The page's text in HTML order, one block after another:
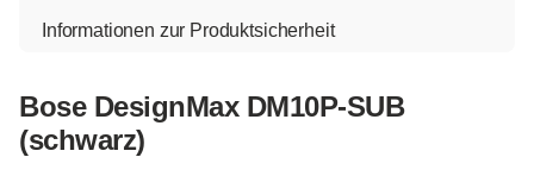
Informationen zur Produktsicherheit
Bose DesignMax DM10P-SUB
(schwarz)